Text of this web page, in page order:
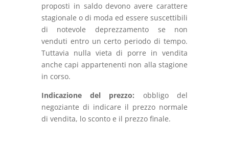
proposti in saldo devono avere carattere
stagionale o di moda ed essere suscettibili
di notevole deprezzamento se non
venduti entro un certo periodo di tempo.
Tuttavia nulla vieta di porre in vendita
anche capi appartenenti non alla stagione
in corso.
Indicazione del prezzo: obbligo del
negoziante di indicare il prezzo normale
di vendita, lo sconto e il prezzo finale.